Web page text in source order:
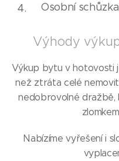
Osobní
Výhody
Výkup bytu v hotovosti
než ztráta celé
nedobrovolné dražbě,
Nabízíme vyřešení i